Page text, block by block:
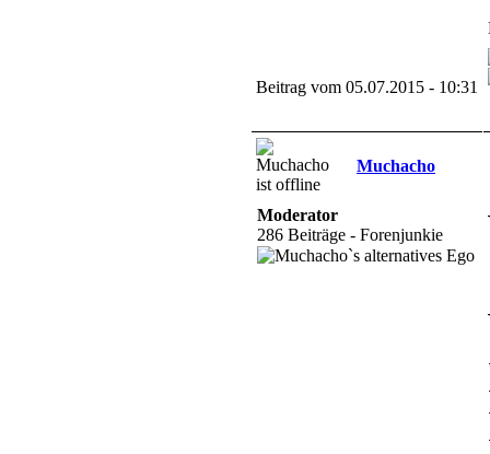
Beitrag vom 05.07.2015 - 10:31
Muchacho
Moderator
286 Beiträge - Forenjunkie